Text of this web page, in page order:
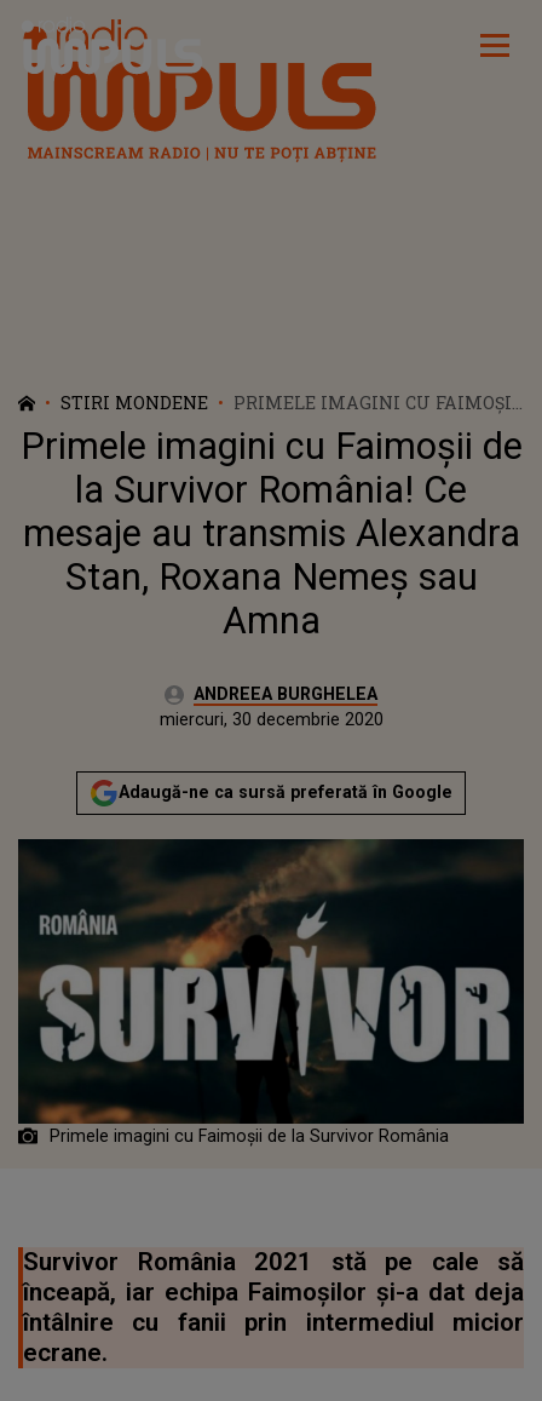
Radio Impuls
STIRI MONDENE
PRIMELE IMAGINI CU FAIMOȘII
DE LA SURVIVOR ROMÂNIA! CE
MESAJE AU TRANSMIS
ALEXANDRA STAN, ROXANA
NEMEȘ SAU AMNA
Primele imagini cu Faimoșii de
la Survivor România! Ce
mesaje au transmis Alexandra
Stan, Roxana Nemeș sau
Amna
Autor:ANDREEA BURGHELEA
miercuri, 30 decembrie 2020
Actualizat:
miercuri, 30 decembrie 2020
Adaugă-ne ca sursă preferată în Google
Primele imagini cu Faimoșii de la Survivor România
Survivor România 2021 stă pe cale să
înceapă, iar echipa Faimoșilor și-a dat deja
întâlnire cu fanii prin intermediul micior
ecrane.